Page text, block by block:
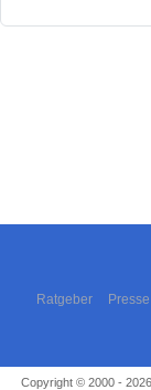
Ratgeber Presse
Copyright © 2000 -